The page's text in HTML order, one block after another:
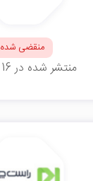
منقضی شده
منتشر شده در 16 شهریور